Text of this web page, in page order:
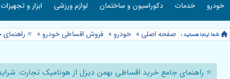
خودرو خدمات دکوراسیون و ساختمان لوازم ورزشی ابزار و تجهیزات
صفحه اصلی » خودرو » فروش اقساطی خودرو »
⭐️
⭐️ راهنمای جامع خرید اقساطی بهمن دیزل از هونامیک تجارت: